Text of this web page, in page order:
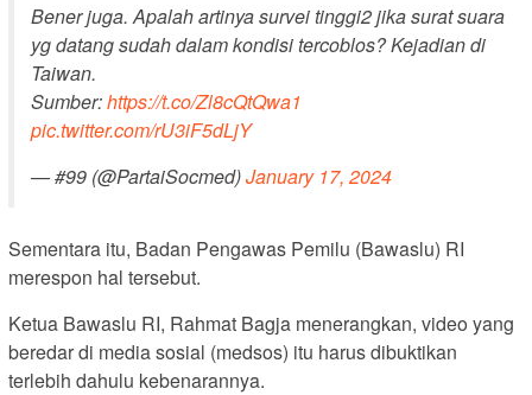
Bener juga. Apalah artinya survei tinggi2 jika surat suara
yg datang sudah dalam kondisi tercoblos? Kejadian di
Taiwan.
Sumber:https://t.co/Zl8cQtQwa1
pic.twitter.com/rU3iF5dLjY
— #99 (@PartaiSocmed)January 17, 2024
Sementara itu, Badan Pengawas Pemilu (Bawaslu) RI
merespon hal tersebut.
Ketua Bawaslu RI, Rahmat Bagja menerangkan, video yang
beredar di media sosial (medsos) itu harus dibuktikan
terlebih dahulu kebenarannya.